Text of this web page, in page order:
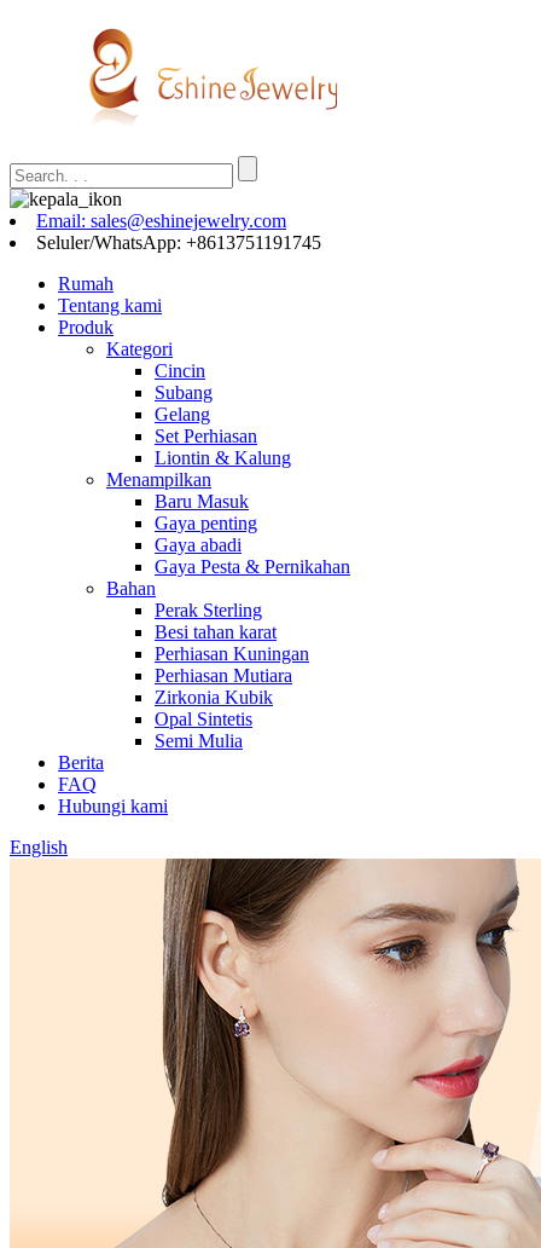
Email: sales@eshinejewelry.com
Seluler/WhatsApp: +8613751191745
Rumah
Tentang kami
Produk
Kategori
Cincin
Subang
Gelang
Set Perhiasan
Liontin & Kalung
Menampilkan
Baru Masuk
Gaya penting
Gaya abadi
Gaya Pesta & Pernikahan
Bahan
Perak Sterling
Besi tahan karat
Perhiasan Kuningan
Perhiasan Mutiara
Zirkonia Kubik
Opal Sintetis
Semi Mulia
Berita
FAQ
Hubungi kami
English